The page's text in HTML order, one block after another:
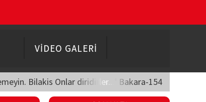
VİDEO GALERİ
Bilakis Onlar diridirler..." Bakara-154